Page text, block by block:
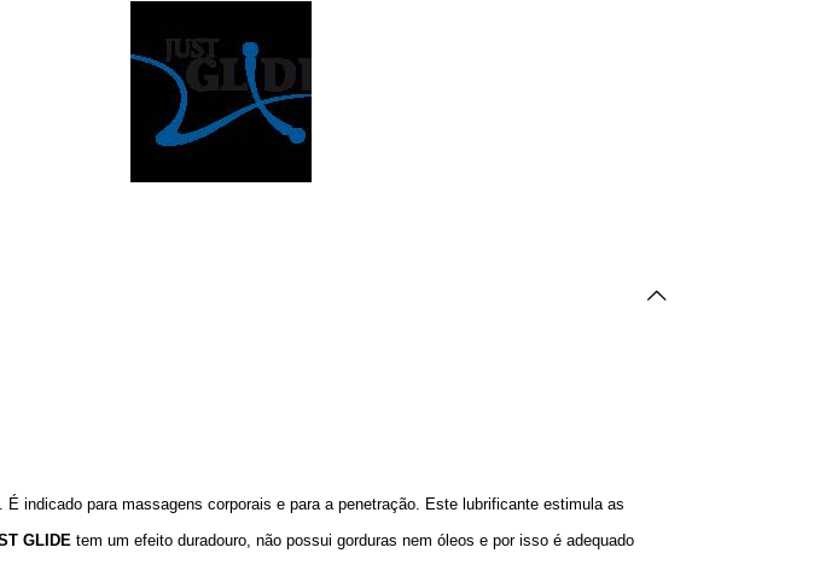
indicado para massagens corporais e para a penetração. Este lubrificante estimula as
GLIDE tem um efeito duradouro, não possui gorduras nem óleos e por isso é adequado